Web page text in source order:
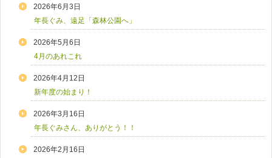
2026年6月3日
年長ぐみ、遠足「森林公園へ」
2026年5月6日
4月のあれこれ
2026年4月12日
新年度の始まり！
2026年3月16日
年長ぐみさん、ありがとう！！
2026年2月16日